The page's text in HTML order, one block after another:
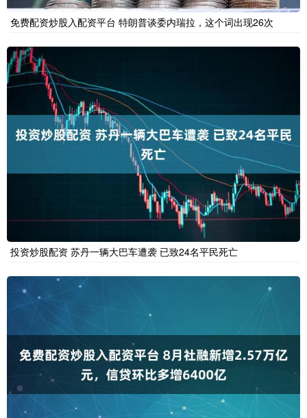
免费配资炒股入配资平台 特朗普谈委内瑞拉，这个词出现26次
投资炒股配资 苏丹一辆大巴车遭袭 已致24名平民死亡